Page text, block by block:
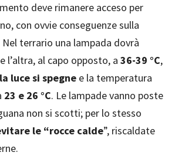
deve rimanere acceso per
con ovvie conseguenze sulla
terrario una lampada dovrà
e l’altra, al capo opposto, a 36-39 °C,
luce si spegne e la temperatura
23 e 26 °C. Le lampade vanno poste
non si scotti; per lo stesso
le “rocce calde”, riscaldate